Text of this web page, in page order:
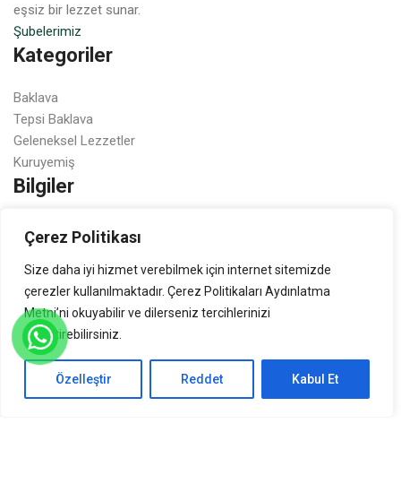
Çerez Politikası
Size daha iyi hizmet verebilmek için internet sitemizde
çerezler kullanılmaktadır. Çerez Politikaları Aydınlatma
Metni’ni okuyabilir ve dilerseniz tercihlerinizi
değiştirebilirsiniz.
Özelleştir Reddet Kabul Et
eşsiz bir lezzet sunar.
Şubelerimiz
Kategoriler
Baklava
Tepsi Baklava
Geleneksel Lezzetler
Kuruyemiş
Bilgiler
Saklama Koşulları
Hakkımızda
İletişim
Üretim
Yasal Bilgilendirme
K.V.K.K. Bilgilendirmesi
Gizlilik Sözleşmesi
Mesafeli Satış Sözleşmesi